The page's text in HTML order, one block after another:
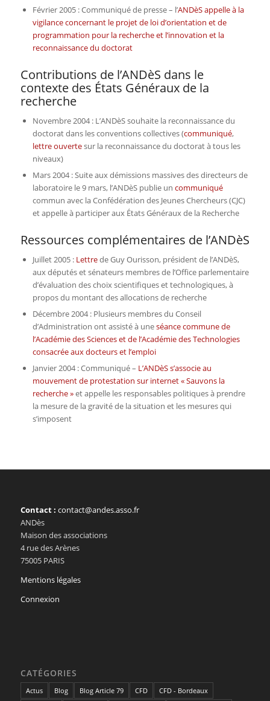
Février 2005 : Communiqué de presse – l’ANDèS appelle à la
vigilance concernant le projet de loi d’orientation et de
programmation pour la recherche et l’innovation et la
reconnaissance du doctorat
Contributions de l’ANDèS dans le
contexte des États Généraux de la
recherche
Novembre 2004 : L’ANDèS souhaite la reconnaissance du
doctorat dans les conventions collectives (communiqué,
lettre ouvertesur la reconnaissance du doctorat à tous les
niveaux)
Mars 2004 : Suite aux démissions massives des directeurs de
laboratoire le 9 mars, l’ANDèS publie un communiqué
commun avec la Confédération des Jeunes Chercheurs (CJC)
et appelle à participer aux États Généraux de la Recherche
Ressources complémentaires de l’ANDèS
Juillet 2005 : Lettrede Guy Ourisson, président de l’ANDèS,
aux députés et sénateurs membres de l’Office parlementaire
d’évaluation des choix scientifiques et technologiques, à
propos du montant des allocations de recherche
Décembre 2004 : Plusieurs membres du Conseil
d’Administration ont assisté à uneséance commune de
l’Académie des Sciences et de l’Académie des Technologies
consacrée aux docteurs et l’emploi
Janvier 2004 : Communiqué – L’ANDèS s’associe au
mouvement de protestation sur internet « Sauvons la
recherche »et appelle les responsables politiques à prendre
la mesure de la gravité de la situation et les mesures qui
s’imposent
Contact : contact@andes.asso.fr
ANDès
Maison des associations
4 rue des Arènes
75005 PARIS
Mentions légales
Connexion
CATÉGORIES
Actus Blog Blog Article 79 CFD CFD - Bordeaux